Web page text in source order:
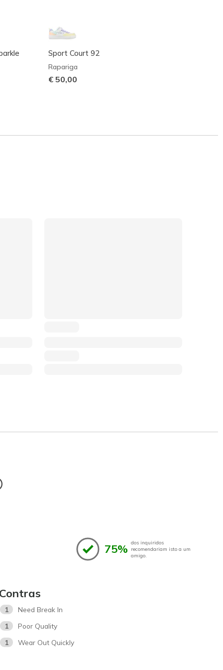
Sport Court 92
Rapariga
€ 50,00
75% dos inquiridos
recomendariam isto a um
amigo.
1
Need Break In
1
Poor Quality
1
Wear Out Quickly